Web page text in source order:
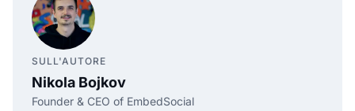
SULL'AUTORE
Nikola Bojkov
Founder & CEO of EmbedSocial